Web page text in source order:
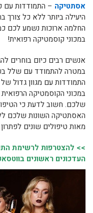
אסתטיקה – התמודדות עם
היעילה ביותר ללא כל צורך
החלמה ארוכות נשמע לכם
במכוני קוסמטיקה רפואית!
אנשים רבים כיום בוחרים
במטרה להתמודד עם שלל
התמודדות עם מגוון גדול
במכוני הקוסמטיקה
שלכם. חשוב לדעת כי
האסתטיקה השונות שלכם
מאות טיפולים שונים
>> להצטרפות לרשימת
העדכונים ראשונים